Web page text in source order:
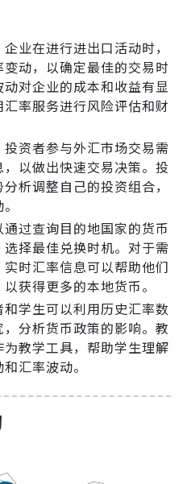
业在进行进出口活动时，
动，以确定最佳的交易时
对企业的成本和收益有显
率服务进行风险评估和财
资者参与外汇市场交易需
以做出快速交易决策。投
析调整自己的投资组合，
过查询目的地国家的货币
择最佳兑换时机。对于需
时汇率信息可以帮助他们
获得更多的本地货币。
学生可以利用历史汇率数
分析货币政策的影响。教
教学工具，帮助学生理解
汇率波动。